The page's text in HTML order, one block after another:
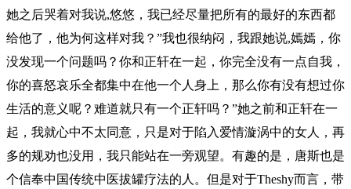
她之后哭着对我说,悠悠，我已经尽量把所有的最好的东西都
给他了，他为何这样对我？”我也很纳闷，我跟她说,嫣嫣，你
没发现一个问题吗？你和正轩在一起，你完全没有一点自我，
你的喜怒哀乐全都集中在他一个人身上，那么你有没有想过你
生活的意义呢？难道就只有一个正轩吗？”她之前和正轩在一
起，我就心中不太同意，只是对于陷入爱情漩涡中的女人，再
多的规劝也没用，我只能站在一旁观望。有趣的是，唐斯也是
个信奉中国传统中医拔罐疗法的人。但是对于Theshy而言，带